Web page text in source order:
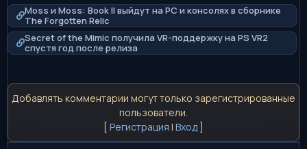
Moss и Moss: Book II выйдут на PC и консолях в сборнике
The Forgotten Relic
Secret of the Mimic получила VR-поддержку на PS VR2
спустя год после релиза
Добавлять комментарии могут только зарегистрированные
пользователи.
[ Регистрация | Вход ]